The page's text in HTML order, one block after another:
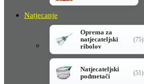
Natjecanje
Oprema za
natjecateljski
ribolov
(75)
Natjecateljski
podmetači
(51)